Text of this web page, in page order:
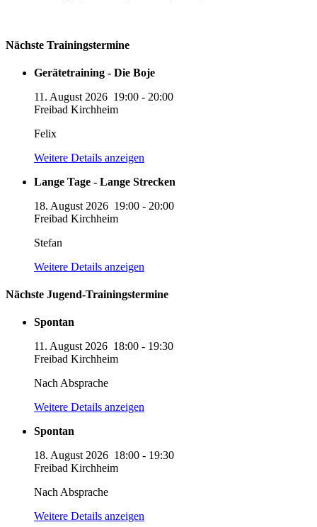
Nächste Trainingstermine
Gerätetraining - Die Boje
11. August 2026 19:00 - 20:00
Freibad Kirchheim
Felix
Weitere Details anzeigen
Lange Tage - Lange Strecken
18. August 2026 19:00 - 20:00
Freibad Kirchheim
Stefan
Weitere Details anzeigen
Nächste Jugend-Trainingstermine
Spontan
11. August 2026 18:00 - 19:30
Freibad Kirchheim
Nach Absprache
Weitere Details anzeigen
Spontan
18. August 2026 18:00 - 19:30
Freibad Kirchheim
Nach Absprache
Weitere Details anzeigen